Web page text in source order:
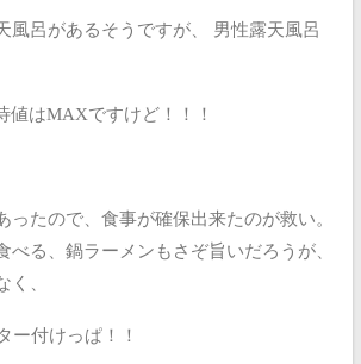
風呂があるそうですが、
男性露天風呂
値はMAXですけど！！！
ったので、食事が確保出来たのが救い。
べる、鍋ラーメンもさぞ旨いだろうが、
、
ー付けっぱ！！